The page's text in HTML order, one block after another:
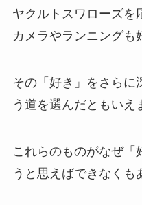
ヤクルトスワローズを
カメラやランニングも
その「好き」をさらに
う道を選んだともいえ
これらのものがなぜ「
うと思えばできなくも